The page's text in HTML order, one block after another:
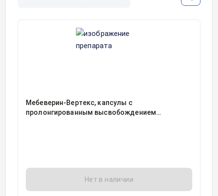
Мебеверин-Вертекс, капсулы с
пролонгированным высвобождением
Нет в наличии